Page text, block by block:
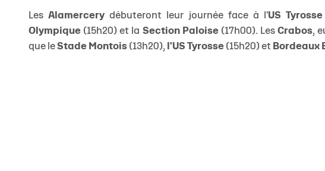
LesAlamercery débuteront leur journée face à l'US Tyrosse
Olympique (15h20) et la Section Paloise (17h00). LesCrabos,
que le Stade Montois (13h20), l'US Tyrosse (15h20) et Bordeaux